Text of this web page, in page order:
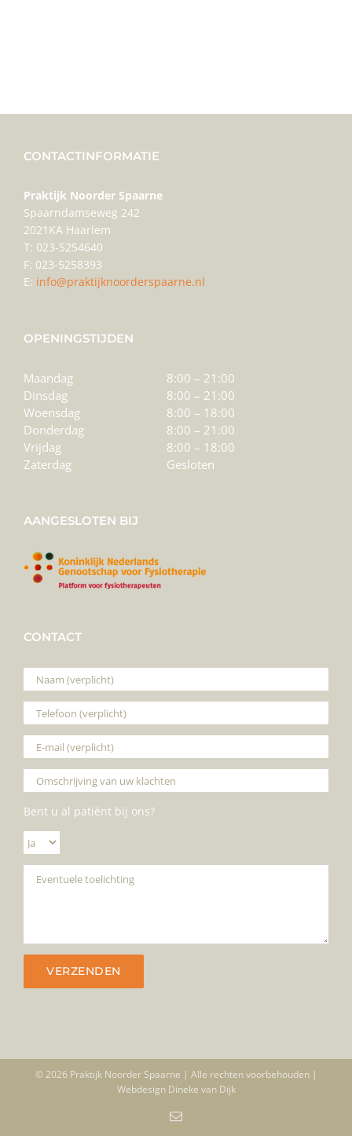
CONTACTINFORMATIE
Praktijk Noorder Spaarne
Spaarndamseweg 242
2021KA Haarlem
T: 023-5254640
F: 023-5258393
E: info@praktijknoorderspaarne.nl
OPENINGSTIJDEN
Maandag
8:00 – 21:00
Dinsdag
8:00 – 21:00
Woensdag
8:00 – 18:00
Donderdag
8:00 – 21:00
Vrijdag
8:00 – 18:00
Zaterdag
Gesloten
AANGESLOTEN BIJ
CONTACT
Bent u al patiënt bij ons?
© 2026 Praktijk Noorder Spaarne | Alle rechten voorbehouden |
Webdesign Dineke van Dijk
E-